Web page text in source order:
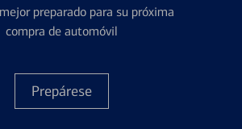
preparado para su próxima
compra de automóvil
Prepárese